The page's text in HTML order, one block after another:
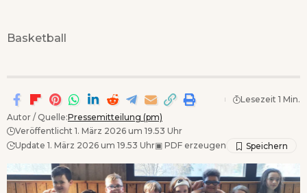
Basketball
Autor / Quelle:Pressemitteilung (pm)
Veröffentlicht 1. März 2026 um 19.53 Uhr
Update 1. März 2026 um 19.53 Uhr▣ PDF erzeugen
Lesezeit 1 Min.